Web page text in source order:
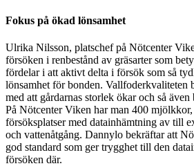
Fokus på ökad lönsamhet
Ulrika Nilsson, platschef på Nötcenter
försöken i renbestånd av gräsarter som
fördelar i att aktivt delta i försök som så
lönsamhet för bonden. Vallfoderkvaliteten
med att gårdarnas storlek ökar och så
På Nötcenter Viken har man 400
försöksplatser med datainhämtning av till
och vattenåtgång. Dannylo bekräftar att
god standard som ger trygghet till den
försöken där.